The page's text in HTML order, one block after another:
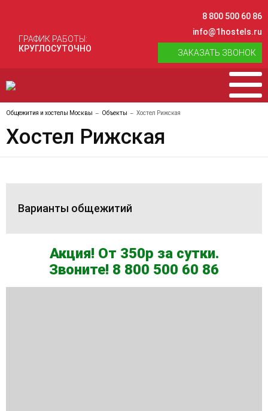
ГРАФИК РАБОТЫ:
КРУГЛОСУТОЧНО
8 800 500 60 86
info@1hostels.ru
ЗАКАЗАТЬ ЗВОНОК
Общежития и хостелы Москвы Объекты Хостел Рижская
Хостел Рижская
Варианты общежитий
Акция! От 350р за сутки.
Звоните! 8 800 500 60 86